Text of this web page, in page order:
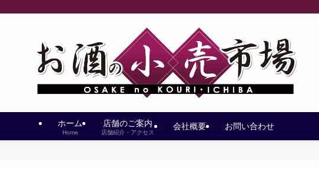
ホーム
Home
店舗のご案内
店舗紹介・アクセス
会社概要 お問い合わせ